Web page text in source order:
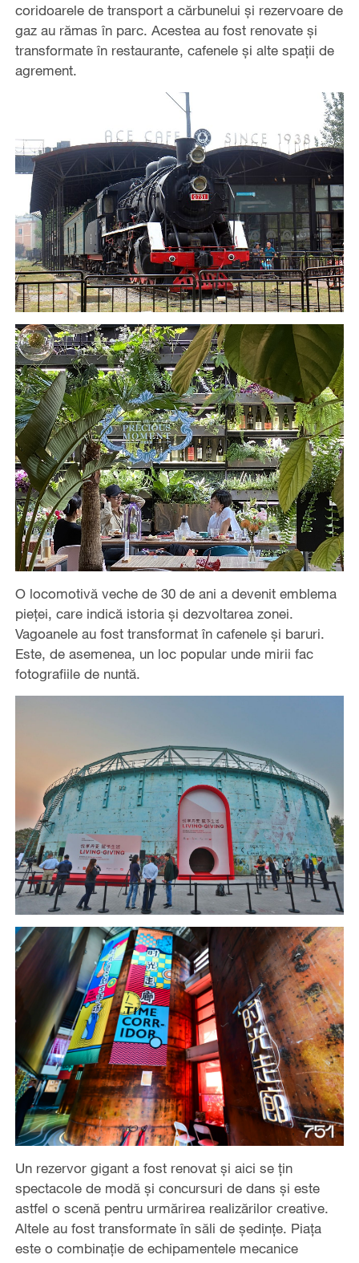
coridoarele de transport a cărbunelui și rezervoare de
gaz au rămas în parc. Acestea au fost renovate și
transformate în restaurante, cafenele și alte spații de
agrement.
O locomotivă veche de 30 de ani a devenit emblema
pieței, care indică istoria și dezvoltarea zonei.
Vagoanele au fost transformat în cafenele și baruri.
Este, de asemenea, un loc popular unde mirii fac
fotografiile de nuntă.
Un rezervor gigant a fost renovat și aici se țin
spectacole de modă și concursuri de dans și este
astfel o scenă pentru urmărirea realizărilor creative.
Altele au fost transformate în săli de şedinţe. Piața
este o combinație de echipamentele mecanice